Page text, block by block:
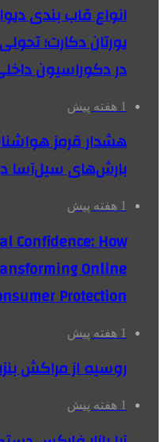
انواع قاب بندی
یورتان دکارت؛
در دکوراسیون
1 هفته پیش
بارش‌های سیل‌آسا در ۳
1 هفته پیش
Confidence: How
Online
Protection
1 هفته پیش
روسیه از مراکش
1 هفته پیش